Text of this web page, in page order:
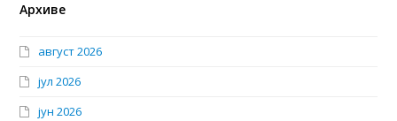
Архиве
август 2026
јул 2026
јун 2026